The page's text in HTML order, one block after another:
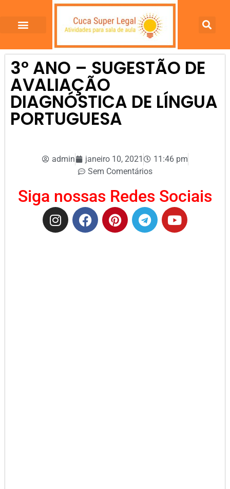
3º ANO – SUGESTÃO DE
AVALIAÇÃO
DIAGNÓSTICA DE LÍNGUA
PORTUGUESA
admin janeiro 10, 2021
11:46 pm
Sem Comentários
Siga nossas Redes Sociais